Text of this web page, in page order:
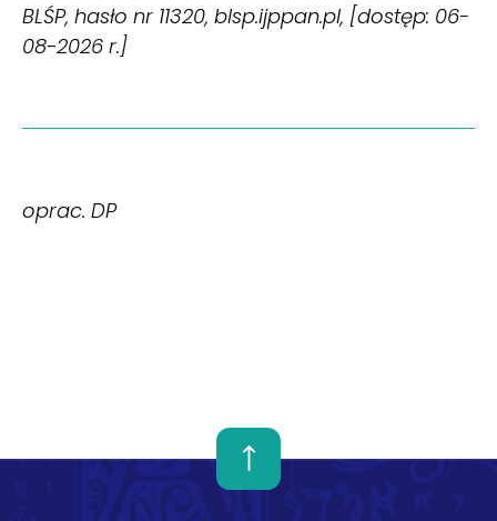
BLŚP, hasło nr 11320, blsp.ijppan.pl, [dostęp: 06-
08-2026 r.]
oprac. DP